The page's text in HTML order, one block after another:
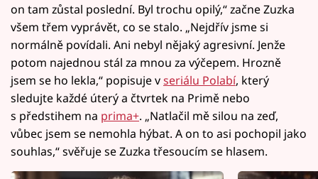
on tam zůstal poslední. Byl trochu opilý,“ začne Zuzka
všem třem vyprávět, co se stalo. „Nejdřív jsme si
normálně povídali. Ani nebyl nějaký agresivní. Jenže
potom najednou stál za mnou za výčepem. Hrozně
jsem se ho lekla,“ popisuje vseriálu Polabí, který
sledujte každé úterý a čtvrtek na Primě nebo
s předstihem na prima+. „Natlačil mě silou na zeď,
vůbec jsem se nemohla hýbat. A on to asi pochopil jako
souhlas,“ svěřuje se Zuzka třesoucím se hlasem.